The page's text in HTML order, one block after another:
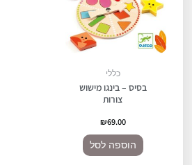
כללי
בסיס – בינגו מישוש
צורות
₪69.00
הוספה לסל